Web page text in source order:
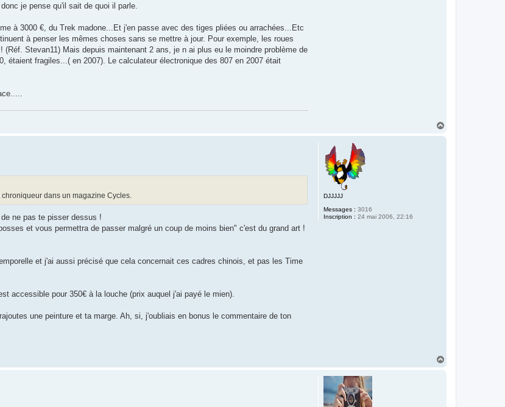
je pense qu'il sait de quoi il parle.
à 3000 €, du Trek madone...Et j'en passe avec des tiges pliées ou arrachées...Etc
à penser les mêmes choses sans se mettre à jour. Pour exemple, les roues
Stevan11) Mais depuis maintenant 2 ans, je n ai plus eu le moindre problème de
fragiles...( en 2007). Le calculateur électronique des 807 en 2007 était
DJJJJJ
Messages : 3016
Inscription : 24 mai 2006, 22:16
dans un magazine Cycles.
ne pas te pisser dessus !
et vous permettra de passer malgré un coup de moins bien" c'est du grand art !
et j'ai aussi précisé que cela concernait ces cadres chinois, et pas les Time
accessible pour 350€ à la louche (prix auquel j'ai payé le mien).
une peinture et ta marge. Ah, si, j'oubliais en bonus le commentaire de ton